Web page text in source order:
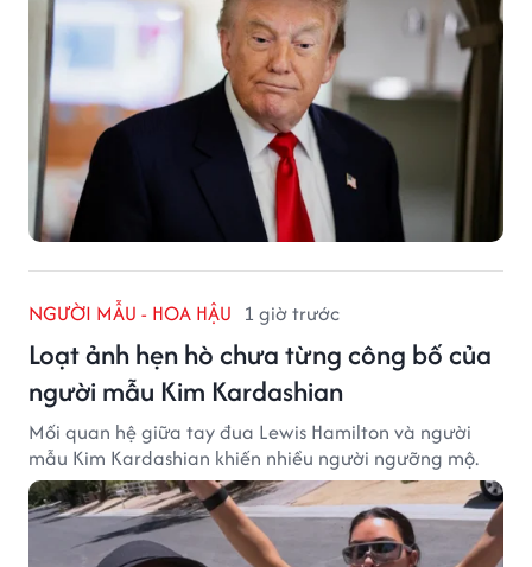
NGƯỜI MẪU - HOA HẬU 1 giờ trước
Loạt ảnh hẹn hò chưa từng công bố của
người mẫu Kim Kardashian
Mối quan hệ giữa tay đua Lewis Hamilton và người
mẫu Kim Kardashian khiến nhiều người ngưỡng mộ.